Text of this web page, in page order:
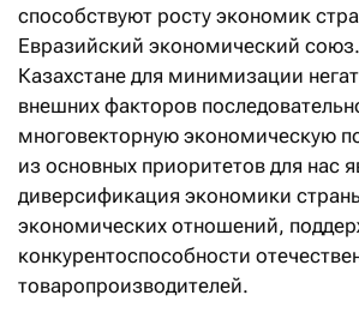
способствуют росту экономик
Евразийский экономический
Казахстане для минимизации
внешних факторов
многовекторную экономическую
из основных приоритетов для нас
диверсификация экономики
экономических отношений,
конкурентоспособности
товаропроизводителей.